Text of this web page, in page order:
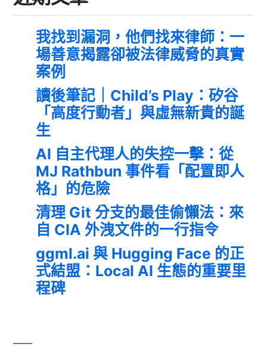
我找到漏洞，他們找來律師：一
場善意揭露卻被法律威脅的真實
案例
讀後筆記｜Child’s Play：矽谷
「高度行動者」與虛無新貴的誕
生
AI 自主代理人的失控一擊：從
MJ Rathbun 事件看「配置即人
格」的危險
清理 Git 分支的最佳偷懶法：來
自 CIA 外洩文件的一行指令
ggml.ai 與 Hugging Face 的正
式結盟：Local AI 生態的重要里
程碑